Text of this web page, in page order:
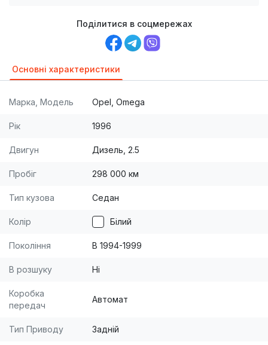
Поділитися в соцмережах
Основні характеристики
Марка, Модель Opel, Omega
Рік 1996
Двигун Дизель, 2.5
Пробіг 298 000 км
Тип кузова Седан
Колір Білий
Покоління B 1994-1999
В розшуку Ні
Коробка
передач
Автомат
Тип Приводу Задній